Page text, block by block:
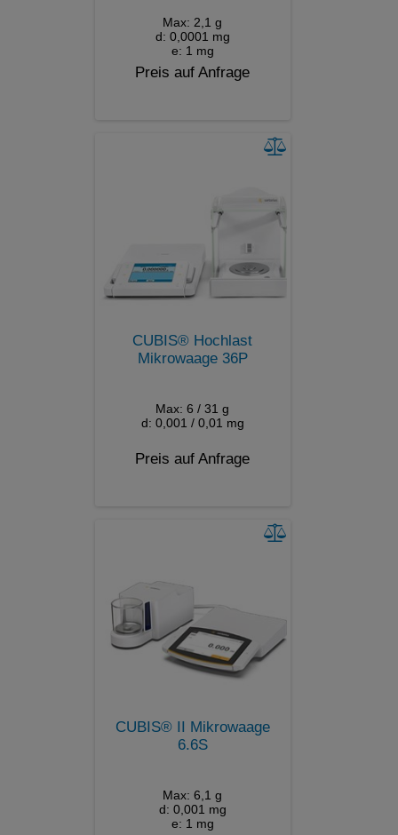
Max: 2,1 g
d: 0,0001 mg
e: 1 mg
Preis auf Anfrage
CUBIS® Hochlast
Mikrowaage 36P
Max: 6 / 31 g
d: 0,001 / 0,01 mg
Preis auf Anfrage
CUBIS® II Mikrowaage
6.6S
Max: 6,1 g
d: 0,001 mg
e: 1 mg